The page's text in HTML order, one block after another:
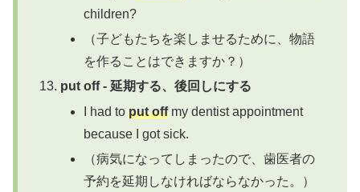
children?
（子どもたちを楽しませるために、物語
を作ることはできますか？）
put off - 延期する、後回しにする
I had toput offmy dentist appointment
because I got sick.
（病気になってしまったので、歯医者の
予約を延期しなければならなかった。）